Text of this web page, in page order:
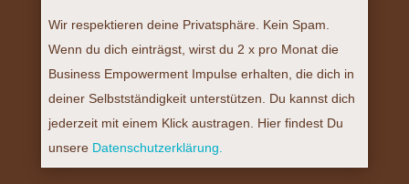
Wir respektieren deine Privatsphäre. Kein Spam.
Wenn du dich einträgst, wirst du 2 x pro Monat die
Business Empowerment Impulse erhalten, die dich in
deiner Selbstständigkeit unterstützen. Du kannst dich
jederzeit mit einem Klick austragen. Hier findest Du
unsere Datenschutzerklärung.